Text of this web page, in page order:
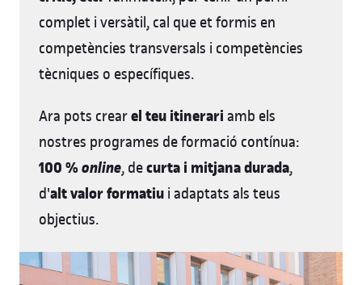
complet i versàtil, cal que et formis en
competències transversals i competències
tècniques o específiques.
Ara pots crearel teu itinerari amb els
nostres programes de formació contínua:
100 %online, decurta i mitjana durada,
d'alt valor formatiu i adaptats als teus
objectius.